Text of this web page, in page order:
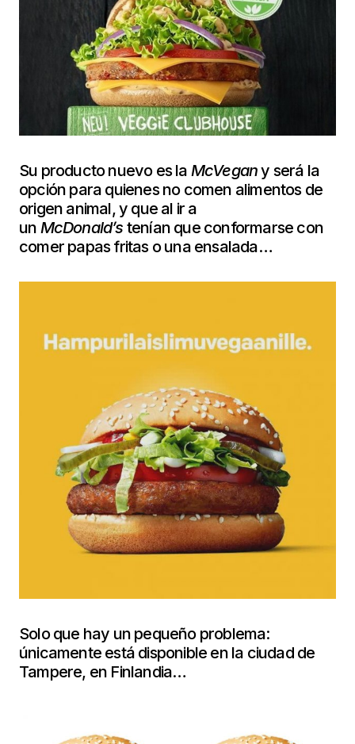
Su producto nuevo es la McVegany será la
opción para quienes no comen alimentos de
origen animal, y que al ir a
un McDonald’s tenían que conformarse con
comer papas fritas o una ensalada…
Solo que hay un pequeño problema:
únicamente está disponible en la ciudad de
Tampere, en Finlandia…